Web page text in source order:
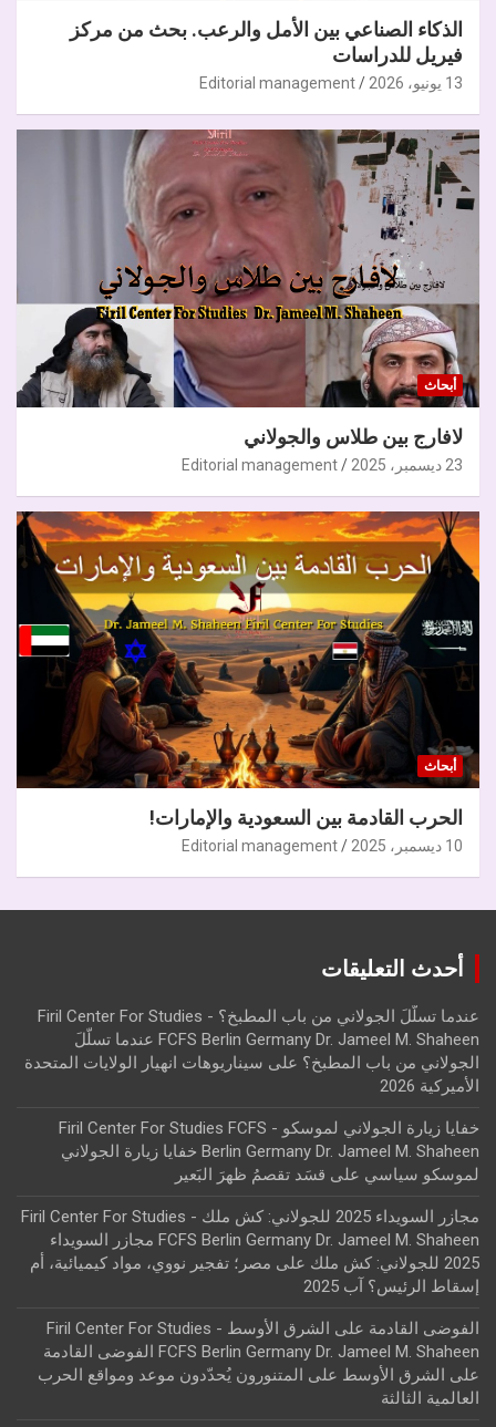
الذكاء الصناعي بين الأمل والرعب. بحث من مركز
فيريل للدراسات
13 يونيو، 2026 Editorial management
أبحاث
لافارج بين طلاس والجولاني
23 ديسمبر، 2025 Editorial management
أبحاث
الحرب القادمة بين السعودية والإمارات!
10 ديسمبر، 2025 Editorial management
أحدث التعليقات
عندما تسلّلَ الجولاني من باب المطبخ؟ - Firil Center For Studies
FCFS Berlin Germany Dr. Jameel M. Shaheen عندما تسلّلَ
الجولاني من باب المطبخ؟ على سيناريوهات انهيار الولايات المتحدة
الأميركية 2026
خفايا زيارة الجولاني لموسكو - Firil Center For Studies FCFS
Berlin Germany Dr. Jameel M. Shaheen خفايا زيارة الجولاني
لموسكو سياسي على قسَد تقصمُ ظهرَ البَعير
مجازر السويداء 2025 للجولاني: كش ملك - Firil Center For Studies
FCFS Berlin Germany Dr. Jameel M. Shaheen مجازر السويداء
2025 للجولاني: كش ملك
على مصر؛ تفجير نووي، مواد كيميائية، أم
إسقاط الرئيس؟ آب 2025
الفوضى القادمة على الشرق الأوسط - Firil Center For Studies
FCFS Berlin Germany Dr. Jameel M. Shaheen الفوضى القادمة
على الشرق الأوسط على
المتنورون يُحدّدون موعد ومواقع الحرب
العالمية الثالثة